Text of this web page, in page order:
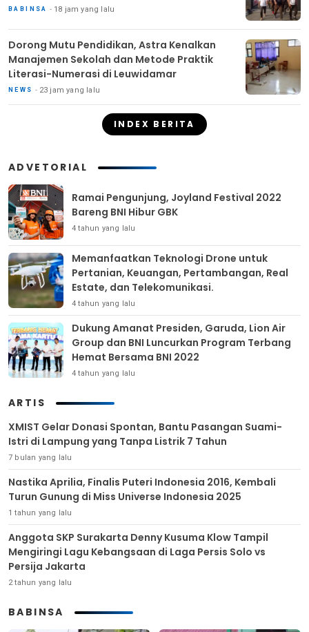
BABINSA 18 jam yang lalu
Dorong Mutu Pendidikan, Astra Kenalkan
Manajemen Sekolah dan Metode Praktik
Literasi-Numerasi di Leuwidamar
NEWS 23 jam yang lalu
INDEX BERITA
ADVETORIAL
Ramai Pengunjung, Joyland Festival 2022
Bareng BNI Hibur GBK
4 tahun yang lalu
Memanfaatkan Teknologi Drone untuk
Pertanian, Keuangan, Pertambangan, Real
Estate, dan Telekomunikasi.
4 tahun yang lalu
Dukung Amanat Presiden, Garuda, Lion Air
Group dan BNI Luncurkan Program Terbang
Hemat Bersama BNI 2022
4 tahun yang lalu
ARTIS
XMIST Gelar Donasi Spontan, Bantu Pasangan Suami-
Istri di Lampung yang Tanpa Listrik 7 Tahun
7 bulan yang lalu
Nastika Aprilia, Finalis Puteri Indonesia 2016, Kembali
Turun Gunung di Miss Universe Indonesia 2025
1 tahun yang lalu
Anggota SKP Surakarta Denny Kusuma Klow Tampil
Mengiringi Lagu Kebangsaan di Laga Persis Solo vs
Persija Jakarta
2 tahun yang lalu
BABINSA